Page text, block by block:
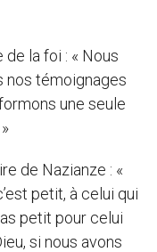
de la foi : « Nous
nos témoignages
une seule
de Nazianze : «
petit, à celui qui
petit pour celui
si nous avons